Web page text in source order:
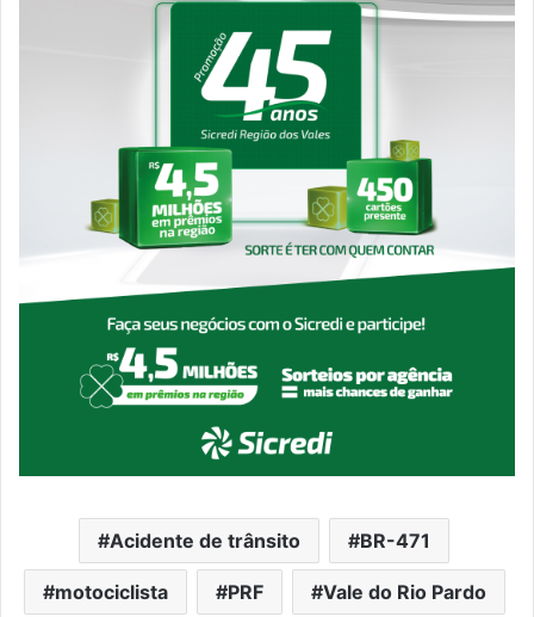
Acidente de trânsito BR-471
motociclista PRF Vale do Rio Pardo